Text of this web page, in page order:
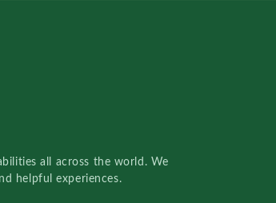
all across the world. We
helpful experiences.